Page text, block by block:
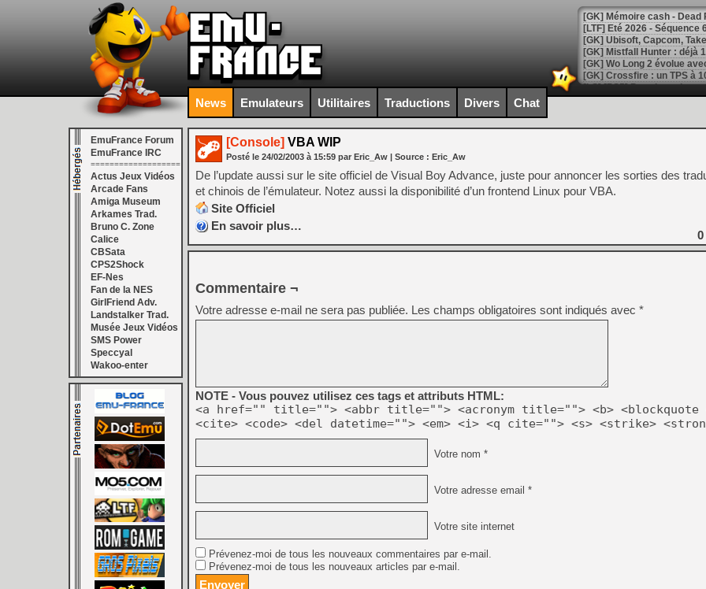
[LTF] Eté 2026 - Séquence
[GK] Mistfall Hunter : déjà
[GK] Wo Long 2 évolue
[GK] Crossfire : un TPS à
[LS] [PS5] Premiers
[Mo5] DOOM arrive en
[GK] Bethesda fête les 30
[GK] Roblox : l'action en
[GK] Agenda - GeForce
[GK] Devolver Digital en a
[LS] [PS5] ps5-y2jb-
[GK] Pourquoi Marvel
[GK] Test : Restory : Chill
[GK] GTA 6 : Rockstar
[GK] Hot Wheels Infinite
[GK] Mémoire cash -
[GK] Résultats Nintendo :
[GK] Déjà des
[Mo5] Brickboy cherche à
[GK] Minecraft et ses «
[GK] Beast of
[GK] Ubisoft : fin de partie
[GK] Mémoire cash -
[GK] Dan Houser (GTA)
[GK] Comment EA Sports
[GK] Crimson Moon : un
[GK] Isle of Reveries : le
[GK] Moonlighter 2 : The
[GK] Capcom relance
News Emulateurs Utilitaires Traductions Divers Chat
EmuFrance Forum
EmuFrance IRC
===================
Actus Jeux Vidéos
Arcade Fans
Amiga Museum
Arkames Trad.
Bruno C. Zone
Calice
CBSata
CPS2Shock
EF-Nes
Fan de la NES
GirlFriend Adv.
Landstalker Trad.
Musée Jeux Vidéos
SMS Power
Speccyal
Wakoo-enter
[Console] VBA WIP
Posté le 24/02/2003 à 15:59 par Eric_Aw | Source : Eric_Aw
De l’update aussi sur le site officiel de Visual Boy Advance, juste pour annoncer les sorties des
et chinois de l’émulateur. Notez aussi la disponibilité d’un frontend Linux pour VBA.
Site Officiel
En savoir plus…
0
Commentaire ¬
Votre adresse e-mail ne sera pas publiée. Les champs obligatoires sont indiqués avec *
NOTE - Vous pouvez utilisez ces tags et attributs HTML:
<a href="" title=""> <abbr title=""> <acronym title=""> <b> <blockquote
<cite> <code> <del datetime=""> <em> <i> <q cite=""> <s> <strike>
Votre nom *
Votre adresse email *
Votre site internet
Prévenez-moi de tous les nouveaux commentaires par e-mail.
Prévenez-moi de tous les nouveaux articles par e-mail.